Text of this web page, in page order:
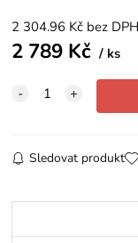
2 304.96 Kč bez DPH
2 789 Kč ks
Sledovat produkt